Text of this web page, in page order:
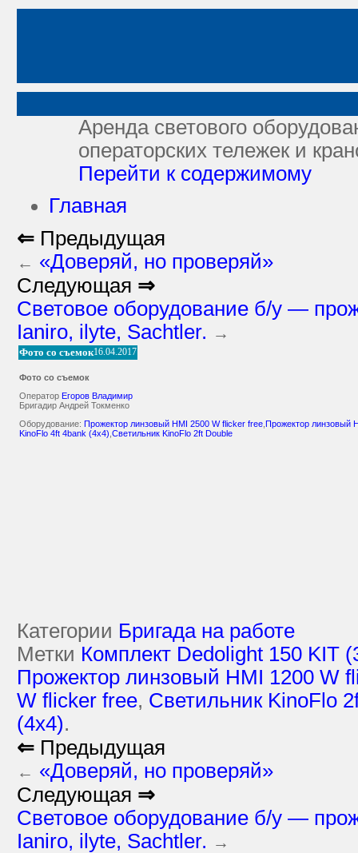
Аренда светового
операторских тележек и
Перейти к содержимому
Главная
⇐ Предыдущая
← «Доверяй, но проверяй»
Следующая ⇒
Cветовое оборудование б/у —
Ianiro, ilyte, Sachtler. →
Фото со съемок16.04.2017
Фото со съемок
Оператор Егоров Владимир
Бригадир Андрей Токменко
Оборудование: Прожектор линзовый HMI 2500 W flicker free Прожектор линзовый
KinoFlo 4ft 4bank (4х4) Светильник KinoFlo 2ft Double
Категории Бригада на работе
Метки Комплект Dedolight 150 KIT
Прожектор линзовый HMI 1200 W
W flicker free, Светильник KinoFlo
(4х4).
⇐ Предыдущая
← «Доверяй, но проверяй»
Следующая ⇒
Cветовое оборудование б/у —
Ianiro, ilyte, Sachtler. →